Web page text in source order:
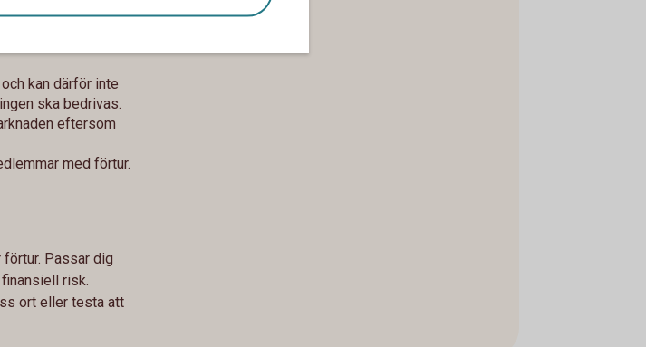
kan därför inte
ska bedrivas.
eftersom
med förtur.
Passar dig
risk.
ort eller testa att